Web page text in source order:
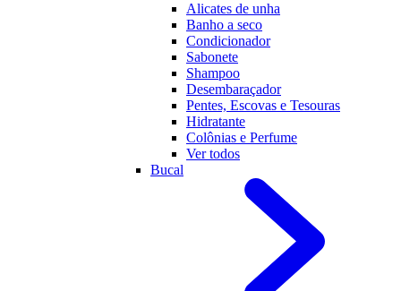
Alicates de unha
Banho a seco
Condicionador
Sabonete
Shampoo
Desembaraçador
Pentes, Escovas e Tesouras
Hidratante
Colônias e Perfume
Ver todos
Bucal